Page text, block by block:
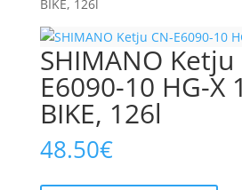
BIKE, 126l
SHIMANO Ketju
E6090-10 HG-X
BIKE, 126l
48.50€